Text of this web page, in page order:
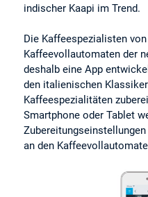
indischer Kaapi im Trend.
Die Kaffeespezialisten
Kaffeevollautomaten der
deshalb eine App
den italienischen
Kaffeespezialitäten
Smartphone oder Tablet
an den